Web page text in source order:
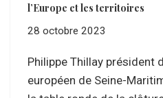
l’Europe et les territoires
28 octobre 2023
Philippe Thillay président
européen de Seine-